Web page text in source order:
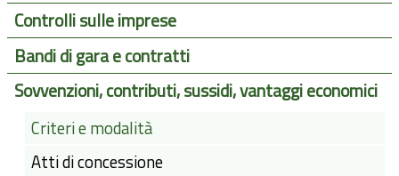
Controlli sulle imprese
Bandi di gara e contratti
Sovvenzioni, contributi, sussidi, vantaggi economici
Criteri e modalità
Atti di concessione